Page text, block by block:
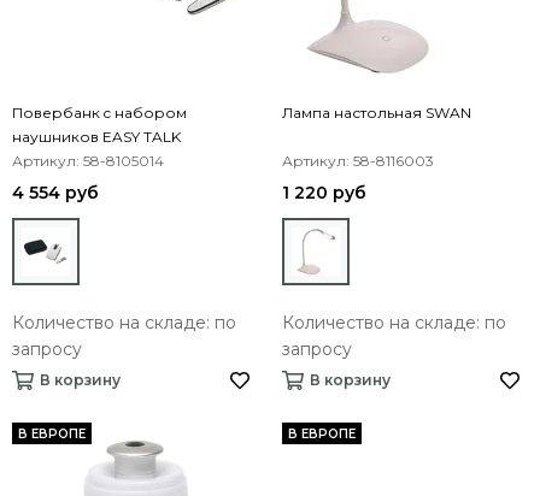
Повербанк c набором
наушников EASY TALK
Артикул: 58-8105014
4 554 руб
Количество на складе: по
запросу
В корзину
Лампа настольная SWAN
Артикул: 58-8116003
1 220 руб
Количество на складе: по
запросу
В корзину
В ЕВРОПЕ В ЕВРОПЕ